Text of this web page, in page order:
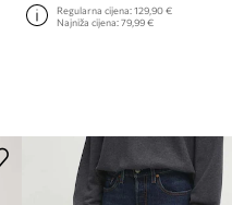
Regularna cijena: 129,90 €
Najniža cijena: 79,99 €